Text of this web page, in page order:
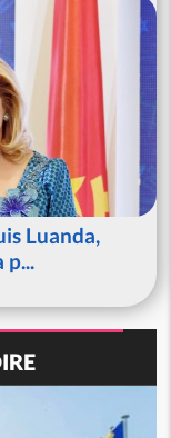
Luanda,
p...